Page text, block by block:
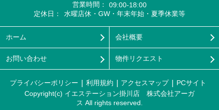
営業時間：
09:00-18:00
定休日：
水曜店休・GW・年末年始・夏季休業等
ホーム 会社概要
お問い合わせ 物件リクエスト
プライバシーポリシー 利用規約 アクセスマップ
PCサイト
Copyright(c) イエステーション掛川店 株式会社アーガ
ス All rights reserved.